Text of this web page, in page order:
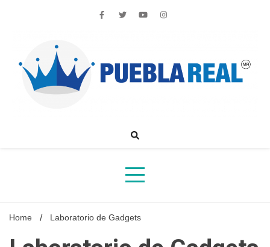
Noticias de actualidad de Puebla, México y el mundo
Home Laboratorio de Gadgets